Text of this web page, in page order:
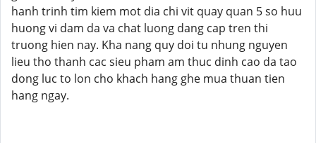
hanh trinh tim kiem mot dia chi vit quay quan 5 so huu
huong vi dam da va chat luong dang cap tren thi
truong hien nay. Kha nang quy doi tu nhung nguyen
lieu tho thanh cac sieu pham am thuc dinh cao da tao
dong luc to lon cho khach hang ghe mua thuan tien
hang ngay.